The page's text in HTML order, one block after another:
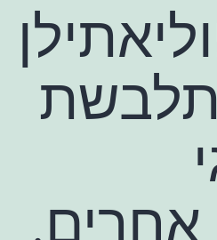
אחרים.